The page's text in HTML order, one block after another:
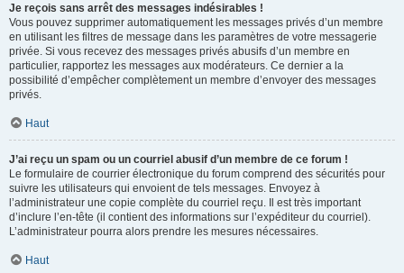
Je reçois sans arrêt des messages indésirables !
Vous pouvez supprimer automatiquement les messages privés d’un membre
en utilisant les filtres de message dans les paramètres de votre messagerie
privée. Si vous recevez des messages privés abusifs d’un membre en
particulier, rapportez les messages aux modérateurs. Ce dernier a la
possibilité d’empêcher complètement un membre d’envoyer des messages
privés.
Haut
J’ai reçu un spam ou un courriel abusif d’un membre de ce forum !
Le formulaire de courrier électronique du forum comprend des sécurités pour
suivre les utilisateurs qui envoient de tels messages. Envoyez à
l’administrateur une copie complète du courriel reçu. Il est très important
d’inclure l’en-tête (il contient des informations sur l’expéditeur du courriel).
L’administrateur pourra alors prendre les mesures nécessaires.
Haut